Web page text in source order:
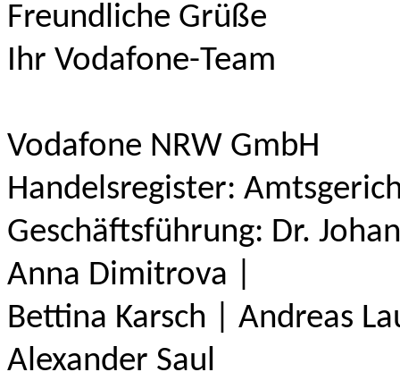
Freundliche Grüße
Ihr Vodafone-Team
Vodafone NRW GmbH
Handelsregister:
Geschäftsführung: Dr.
Anna Dimitrova |
Bettina Karsch | Andreas
Alexander Saul